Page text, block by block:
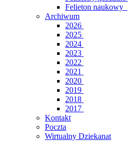
Felieton naukowy
Archiwum
2026
2025
2024
2023
2022
2021
2020
2019
2018
2017
Kontakt
Poczta
Wirtualny Dziekanat